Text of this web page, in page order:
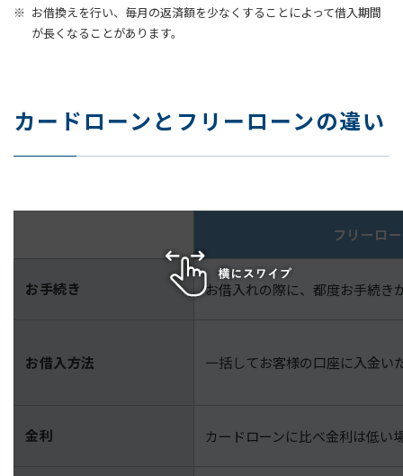
お借換えを行い、毎月の返済額を少なくすることによって借入期間
が長くなることがあります。
カードローンとフリーローンの違い
フリーロ
お手続き お借入れの際に、都度お手続き
お借入方法 一括してお客様の口座に入金い
金利 カードローンに比べ金利は低い